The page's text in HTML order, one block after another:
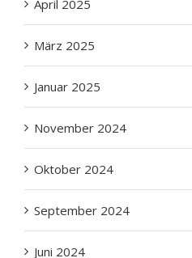
März 2025
Januar 2025
November 2024
Oktober 2024
September 2024
Juni 2024